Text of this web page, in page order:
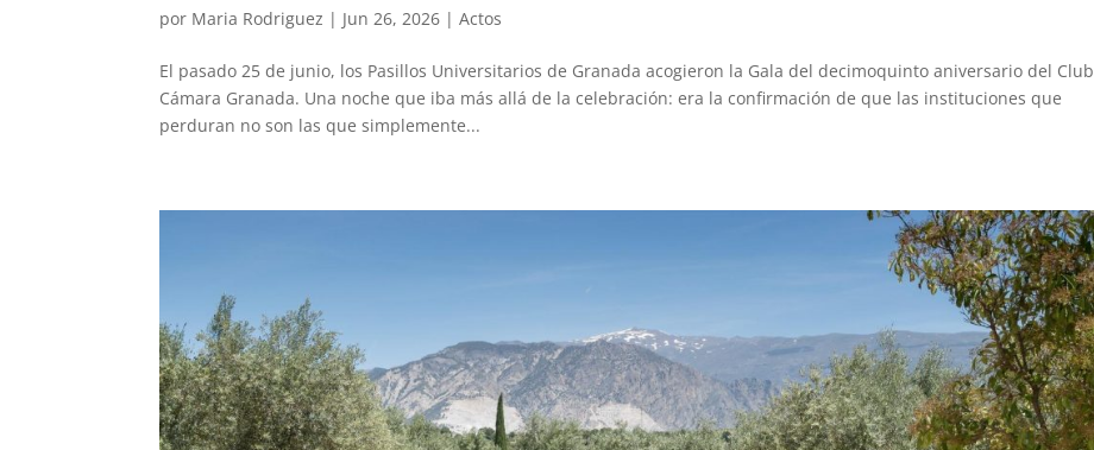
por Maria Rodriguez | Jun 26, 2026 |Actos
El pasado 25 de junio, los Pasillos Universitarios de Granada acogieron la Gala del decimoquinto aniversario del Club
Cámara Granada. Una noche que iba más allá de la celebración: era la confirmación de que las instituciones que
perduran no son las que simplemente...